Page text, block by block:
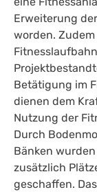
Erweiterung
worden.
Betätigung im
dienen dem
Nutzung der
Durch
Bänken
zusätzlich
geschaffen.